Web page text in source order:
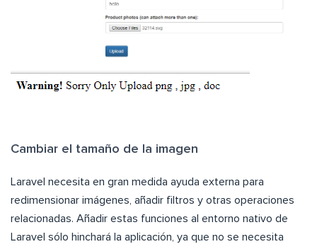
Cambiar el tamaño de la imagen
Laravel necesita en gran medida ayuda externa para
redimensionar imágenes, añadir filtros y otras operaciones
relacionadas. Añadir estas funciones al entorno nativo de
Laravel sólo hinchará la aplicación, ya que no se necesita